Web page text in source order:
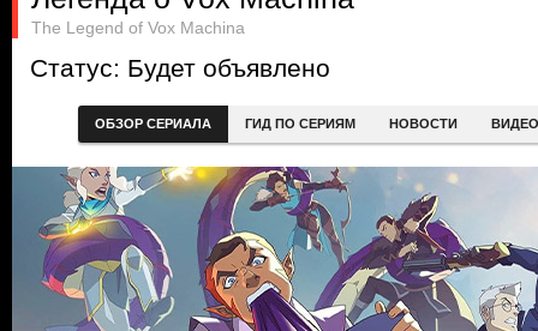
The Legend of Vox Machina
Статус: Будет объявлено
ОБЗОР СЕРИАЛА ГИД ПО СЕРИЯМ НОВОСТИ ВИДЕО